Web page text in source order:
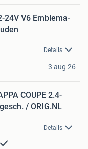
24V V6 Emblema-
Details
3 aug 26
COUPE 2.4-
/ ORIG.NL
Details